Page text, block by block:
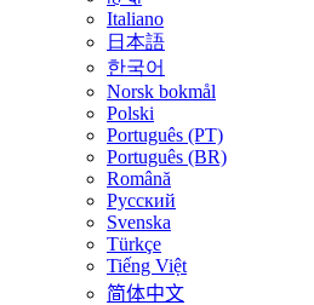
Italiano
日本語
한국어
Norsk bokmål
Polski
Português (PT)
Português (BR)
Română
Русский
Svenska
Türkçe
Tiếng Việt
简体中文